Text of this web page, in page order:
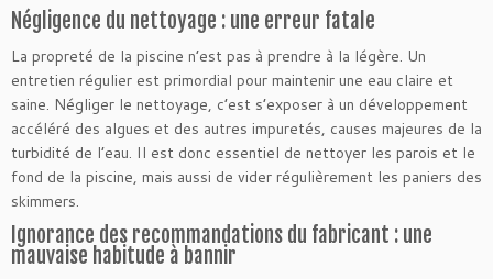
Négligence du nettoyage : une erreur fatale
La propreté de la piscine n’est pas à prendre à la légère. Un
entretien régulier est primordial pour maintenir une eau claire et
saine. Négliger le nettoyage, c’est s’exposer à un développement
accéléré des algues et des autres impuretés, causes majeures de la
turbidité de l’eau. Il est donc essentiel de nettoyer les parois et le
fond de la piscine, mais aussi de vider régulièrement les paniers des
skimmers.
Ignorance des recommandations du fabricant : une
mauvaise habitude à bannir